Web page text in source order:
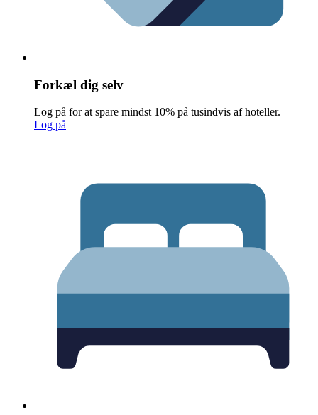
Forkæl dig selv
Log på for at spare mindst 10% på tusindvis af hoteller.
Log på